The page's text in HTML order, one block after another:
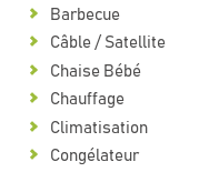
Barbecue
Câble / Satellite
Chaise Bébé
Chauffage
Climatisation
Congélateur